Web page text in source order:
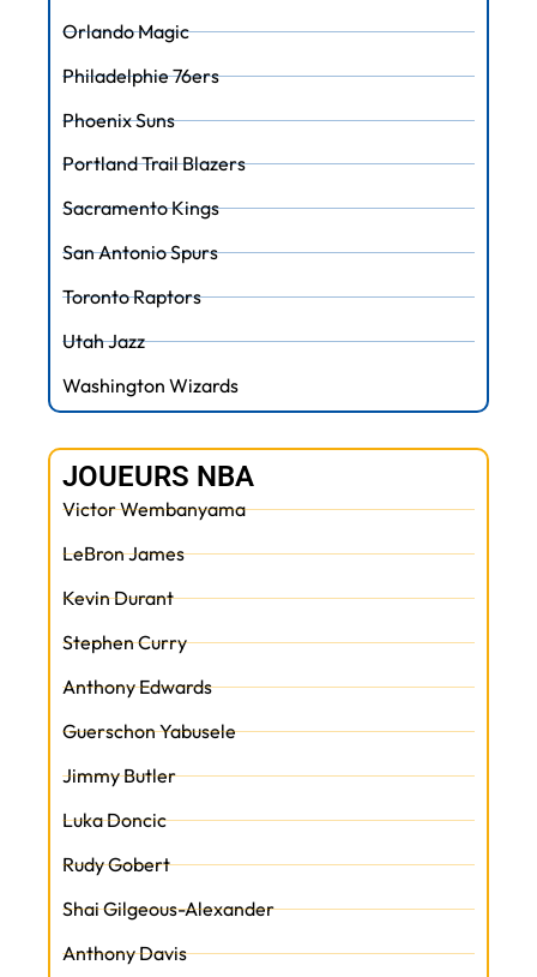
Orlando Magic
Philadelphie 76ers
Phoenix Suns
Portland Trail Blazers
Sacramento Kings
San Antonio Spurs
Toronto Raptors
Utah Jazz
Washington Wizards
JOUEURS NBA
Victor Wembanyama
LeBron James
Kevin Durant
Stephen Curry
Anthony Edwards
Guerschon Yabusele
Jimmy Butler
Luka Doncic
Rudy Gobert
Shai Gilgeous-Alexander
Anthony Davis